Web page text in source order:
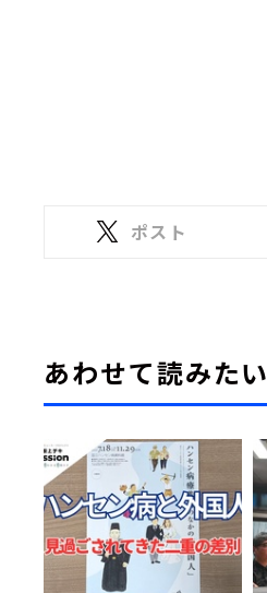
ポスト
あわせて読みたい